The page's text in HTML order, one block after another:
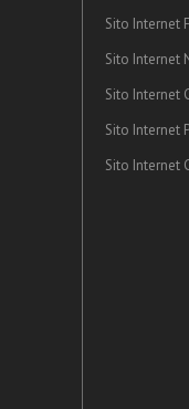
Sito Internet
Sito Internet
Sito Internet
Sito Internet
Sito Internet